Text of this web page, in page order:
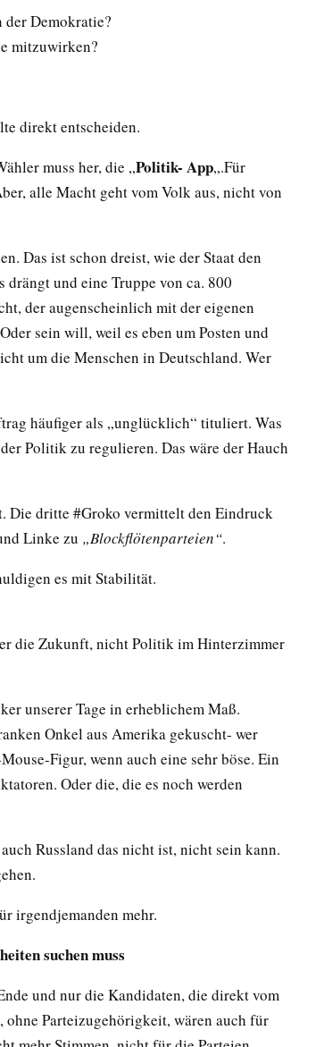
der Demokratie?
mitzuwirken?
direkt entscheiden.
muss her, die „Politik- App„.Für
alle Macht geht vom Volk aus, nicht von
Das ist schon dreist, wie der Staat den
und eine Truppe von ca. 800
der augenscheinlich mit der eigenen
sein will, weil es eben um Posten und
um die Menschen in Deutschland. Wer
häufiger als „unglücklich“ tituliert. Was
Politik zu regulieren. Das wäre der Hauch
Die dritte #Groko vermittelt den Eindruck
Linke zu „Blockflötenparteien“.
es mit Stabilität.
die Zukunft, nicht Politik im Hinterzimmer
unserer Tage in erheblichem Maß.
Onkel aus Amerika gekuscht- wer
Figur, wenn auch eine sehr böse. Ein
Oder die, die es noch werden
Russland das nicht ist, nicht sein kann.
irgendjemanden mehr.
suchen muss
und nur die Kandidaten, die direkt vom
Parteizugehörigkeit, wären auch für